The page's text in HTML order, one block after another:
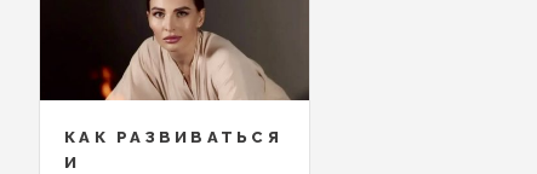
КАК РАЗВИВАТЬСЯ
И